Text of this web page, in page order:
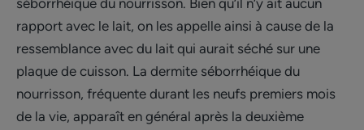
séborrhéique du nourrisson. Bien qu’il n’y ait aucun
rapport avec le lait, on les appelle ainsi à cause de la
ressemblance avec du lait qui aurait séché sur une
plaque de cuisson. La dermite séborrhéique du
nourrisson, fréquente durant les neufs premiers mois
de la vie, apparaît en général après la deuxième